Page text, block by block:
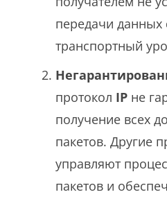
передачи данных
транспортный
протокол IP не
получение всех
пакетов. Другие
управляют
пакетов и